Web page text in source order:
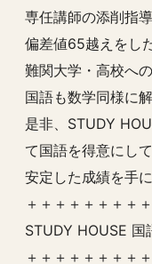
専任講師の添削指
偏差値65越えをし
難関大学・高校へ
国語も数学同様に
是非、STUDY
て国語を得意にして
安定した成績を手
＋＋＋＋＋＋＋＋
STUDY HOUSE 国
＋＋＋＋＋＋＋＋